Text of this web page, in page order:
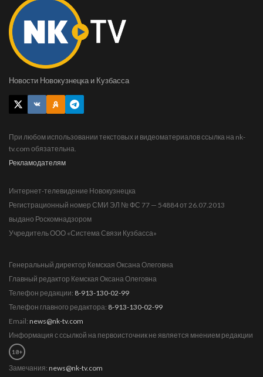
Новости Новокузнецка и Кузбасса
При любом использовании текстовых и видеоматериалов ссылка на nk-
tv.com обязательна.
Рекламодателям
Интернет-телевидение Новокузнецка
Регистрационный номер СМИ ЭЛ № ФС 77 — 54884 от 26.07.2013
выдано Роскомнадзором
Учредитель ООО «Система Связи Кузбасса»
Генеральный директор Кемская Оксана Олеговна
Главный редактор Кемская Оксана Олеговна
Телефон редакции: 8-913-130-02-99
Телефон главного редактора: 8-913-130-02-99
Email: news@nk-tv.com
Информация с ссылкой на первоисточник не является мнением редакции
18+
Замечания: news@nk-tv.com